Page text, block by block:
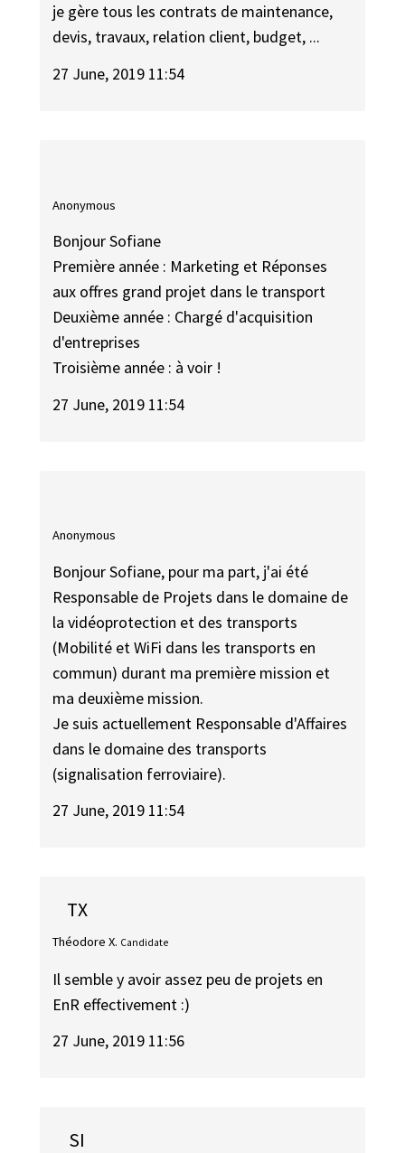
je gère tous les contrats de maintenance,
devis, travaux, relation client, budget, ...
27 June, 2019 11:54
Anonymous
Bonjour Sofiane
Première année : Marketing et Réponses
aux offres grand projet dans le transport
Deuxième année : Chargé d'acquisition
d'entreprises
Troisième année : à voir !
27 June, 2019 11:54
Anonymous
Bonjour Sofiane, pour ma part, j'ai été
Responsable de Projets dans le domaine de
la vidéoprotection et des transports
(Mobilité et WiFi dans les transports en
commun) durant ma première mission et
ma deuxième mission.
Je suis actuellement Responsable d'Affaires
dans le domaine des transports
(signalisation ferroviaire).
27 June, 2019 11:54
TX
Théodore X. Candidate
Il semble y avoir assez peu de projets en
EnR effectivement :)
27 June, 2019 11:56
SI